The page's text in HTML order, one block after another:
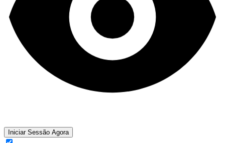
Iniciar Sessão Agora